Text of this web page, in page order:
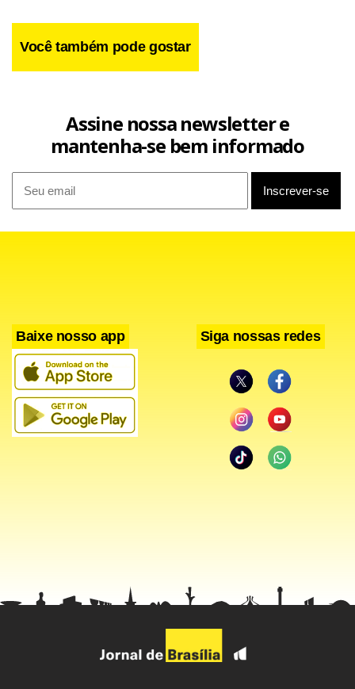
O engenheiro agrônomo e ex-presidente da Câmara de
Sampaio foi assassinado à queima-roupa dentro do carro,
um Celta preto, por dois homens que se aproximaram em
um Astra preto e fugiram. De acordo com testemunhas, a
filha da vítima ouviu os disparos e ainda tentou se
aproximar do pai, mas foi contida por funcionários da
morava em Aracaju, onde trabalhava para Departamento
Maceió nos finais de semana para visitar os filhos.
Você também pode gostar
Assine nossa newsletter e
mantenha-se bem informado
Baixe nosso app Siga nossas redes